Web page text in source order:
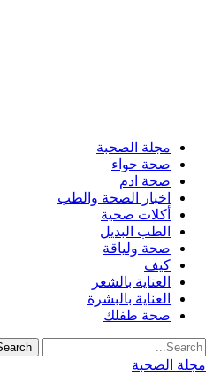
مجلة الصحبة
صحة حواء
صحة ادم
اخبار الصحة والطب
أكلات صحية
الطب البديل
صحة ولياقة
كيف
العناية بالشعر
العناية بالبشرة
صحة طفلك
مجلة الصحبة